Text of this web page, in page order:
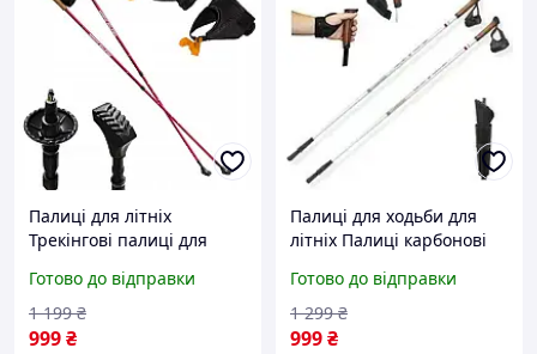
Палиці для літніх
Трекінгові палиці для
нордичної спортивної
ходьби NILS Extreme NW
607 Red
Готово до відправки
999₴
1 199 ₴
Палиці для ходьби для
літніх Палиці карбонові
нордичної ходьби
Adventuridge 110 см
Готово до відправки
999₴
1 299 ₴